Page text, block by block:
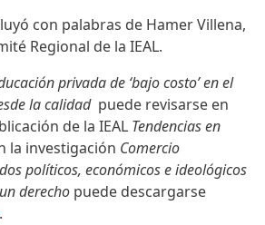
con palabras de Hamer Villena,
Regional de la IEAL.
privada de ‘bajo costo’ en el
la calidadpuede revisarse en
de la IEAL Tendencias en
la investigación Comercio
políticos, económicos e ideológicos
derecho puede descargarse
.